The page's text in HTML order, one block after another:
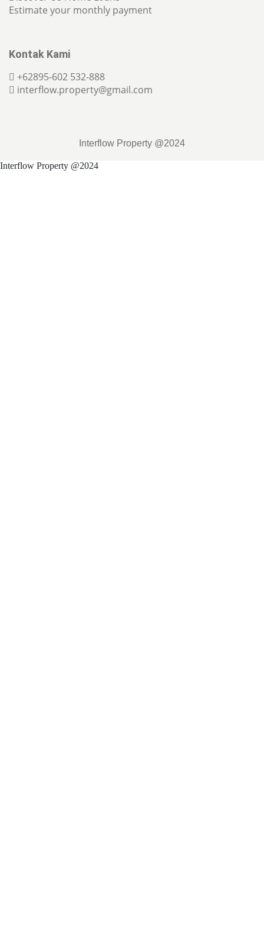
Estimate your monthly payment
Kontak Kami
+62895-602 532-888
interflow.property@gmail.com
Interflow Property @2024
Interflow Property @2024